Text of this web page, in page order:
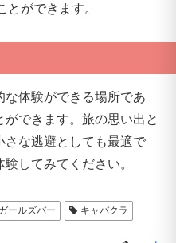
とができます。
体験ができる場所であ
できます。旅の思い出と
さな逃避としても最適で
してみてください。
ガールズバー キャバクラ